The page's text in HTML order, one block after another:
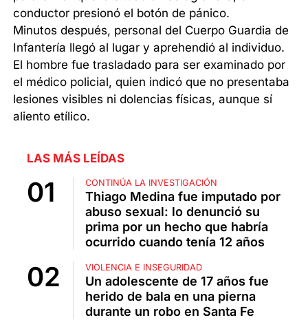
conductor presionó el botón de pánico.
Minutos después, personal del Cuerpo Guardia de
Infantería llegó al lugar y aprehendió al individuo.
El hombre fue trasladado para ser examinado por
el médico policial, quien indicó que no presentaba
lesiones visibles ni dolencias físicas, aunque sí
aliento etílico.
LAS MÁS LEÍDAS
CONTINÚA LA INVESTIGACIÓN
Thiago Medina fue imputado por
abuso sexual: lo denunció su
prima por un hecho que habría
ocurrido cuando tenía 12 años
VIOLENCIA E INSEGURIDAD
Un adolescente de 17 años fue
herido de bala en una pierna
durante un robo en Santa Fe